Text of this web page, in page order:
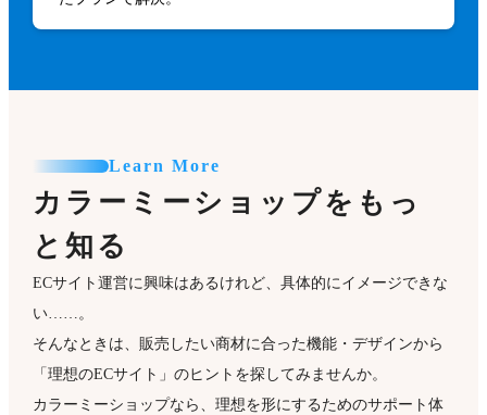
Learn More
カラーミーショップをもっ
と知る
ECサイト運営に興味はあるけれど、具体的にイメージできな
い……。
そんなときは、販売したい商材に合った機能・デザインから
「理想のECサイト」のヒントを探してみませんか。
カラーミーショップなら、理想を形にするためのサポート体